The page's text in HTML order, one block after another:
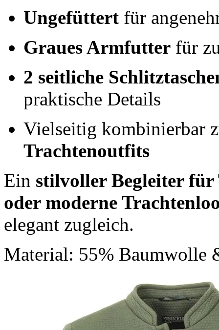
Ungefüttert für
Graues Armfutter für
2 seitliche
praktische Details
Vielseitig kombinierbar
Trachtenoutfits
Ein stilvoller Begleiter für
oder moderne
elegant zugleich.
Material: 55% Baumwolle